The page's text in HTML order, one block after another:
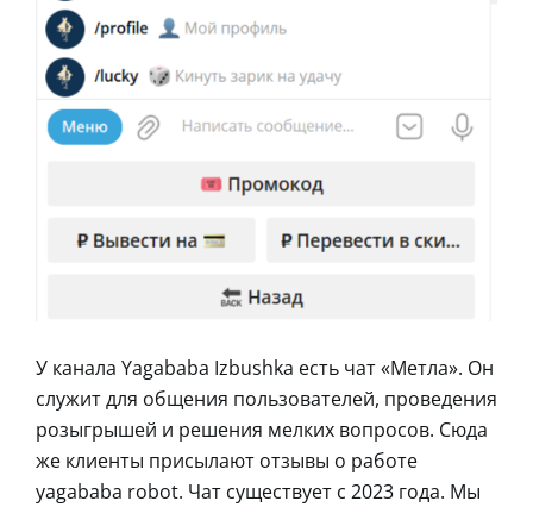
У канала Yagababa Izbushka есть чат «Метла». Он
служит для общения пользователей, проведения
розыгрышей и решения мелких вопросов. Сюда
же клиенты присылают отзывы о работе
yagababa robot. Чат существует с 2023 года. Мы